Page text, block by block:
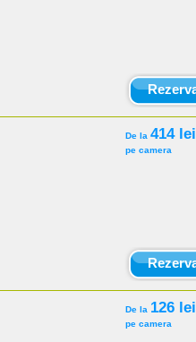
De la 414 lei
pe camera
De la 126 lei
pe camera